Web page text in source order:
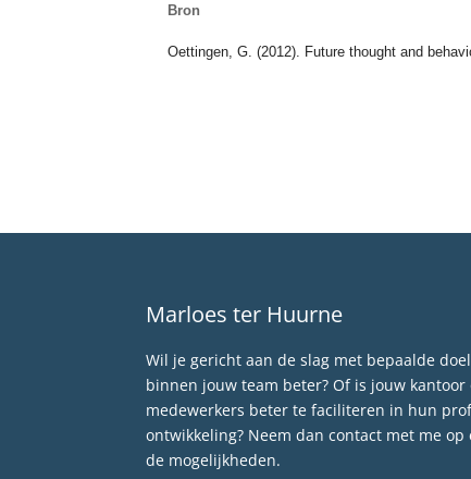
Bron
Oettingen, G. (2012). Future thought and
Marloes ter Huurne
Wil je gericht aan de slag met bepaalde
binnen jouw team beter? Of is jouw
medewerkers beter te faciliteren in hun
ontwikkeling? Neem dan contact met me
de mogelijkheden.